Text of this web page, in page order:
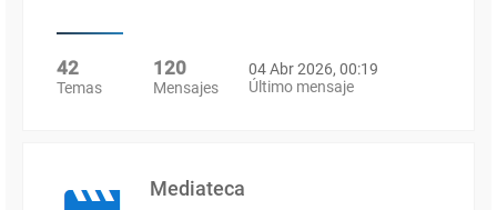
42
Temas
120
Mensajes
04 Abr 2026, 00:19
Último mensaje
Mediateca